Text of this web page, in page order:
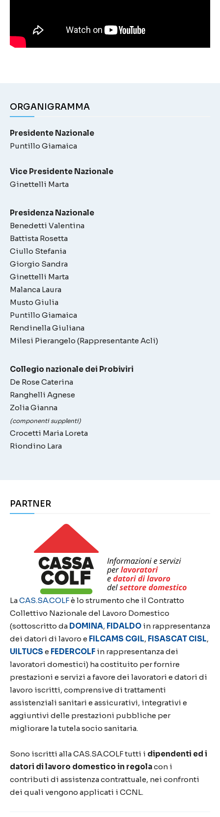
ORGANIGRAMMA
Presidente Nazionale
Puntillo Giamaica
Vice Presidente Nazionale
Ginettelli Marta
Presidenza Nazionale
Benedetti Valentina
Battista Rosetta
Ciullo Stefania
Giorgio Sandra
Ginettelli Marta
Malanca Laura
Musto Giulia
Puntillo Giamaica
Rendinella Giuliana
Milesi Pierangelo (Rappresentante Acli)
Collegio nazionale dei Probiviri
De Rose Caterina
Ranghelli Agnese
Zolia Gianna
(componenti supplenti)
Crocetti Maria Loreta
Riondino Lara
PARTNER
LaCAS.SA.COLFè lo strumento che il Contratto
Collettivo Nazionale del Lavoro Domestico
(sottoscritto da DOMINA, FIDALDO in rappresentanza
dei datori di lavoro e FILCAMS CGIL, FISASCAT CISL,
UILTUCS e FEDERCOLF in rappresentanza dei
lavoratori domestici) ha costituito per fornire
prestazioni e servizi a favore dei lavoratori e datori di
lavoro iscritti, comprensive di trattamenti
assistenziali sanitari e assicurativi, integrativi e
aggiuntivi delle prestazioni pubbliche per
migliorare la tutela socio sanitaria.
Sono iscritti alla CAS.SA.COLF tutti i dipendenti ed i
datori di lavoro domestico in regolacon i
contributi di assistenza contrattuale, nei confronti
dei quali vengono applicati i CCNL.